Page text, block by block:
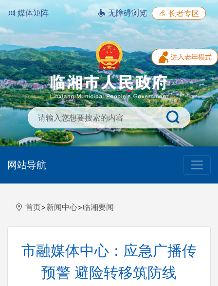
媒体矩阵 无障碍浏览 长者专区
网站导航
首页>新闻中心>临湘要闻
市融媒体中心：应急广播传
预警 避险转移筑防线